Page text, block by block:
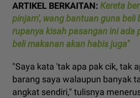
ARTIKEL BERKAITAN: Kereta
pinjam', wang bantuan guna beli
rupanya kisah pasangan ini ada
beli makanan akan habis juga"
"Saya kata 'tak apa pak cik, tak
barang saya walaupun banyak
angkat sendiri," tulisnya